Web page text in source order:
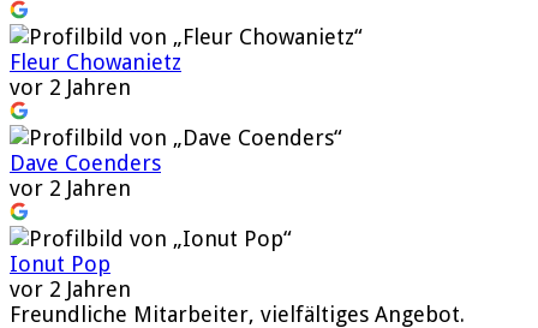
Fleur Chowanietz
vor 2 Jahren
Dave Coenders
vor 2 Jahren
Ionut Pop
vor 2 Jahren
Freundliche Mitarbeiter, vielfältiges Angebot.